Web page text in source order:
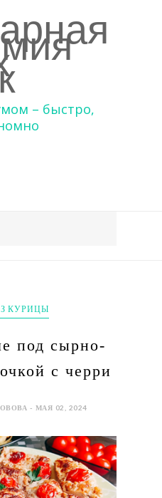
– быстро,
КУРИЦЫ
под сырно-
с черри
- МАЯ 02, 2024